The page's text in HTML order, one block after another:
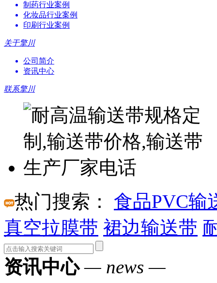
制药行业案例
化妆品行业案例
印刷行业案例
关于擎川
公司简介
资讯中心
联系擎川
热门搜索：
食品PVC输
真空拉膜带 裙边输送带
资讯中心— news —